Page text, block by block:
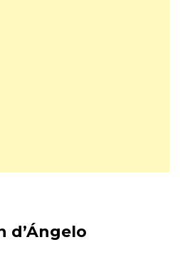
d’Ángelo